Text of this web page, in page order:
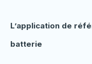
L’application de
batterie